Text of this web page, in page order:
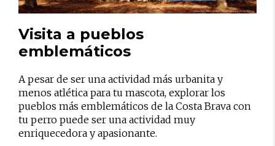
Visita a pueblos
emblemáticos
A pesar de ser una actividad más urbanita y
menos atlética para tu mascota, explorar los
pueblos más emblemáticos de la Costa Brava con
tu perro puede ser una actividad muy
enriquecedora y apasionante.